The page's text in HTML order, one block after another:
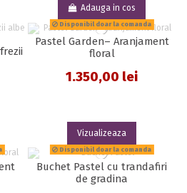
Adauga in cos
rating
Disponibil doar la comanda
Pastel Garden– Aranjament
floral
1.350,00 lei
Vizualizeaza
Disponibil doar la comanda
Buchet Pastel cu trandafiri
de gradina